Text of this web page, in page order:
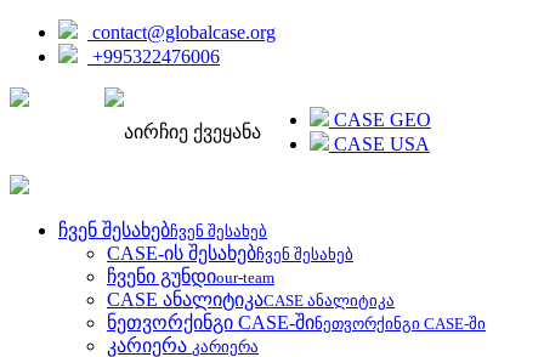
contact@globalcase.org
+995322476006
აირჩიე ქვეყანა
CASE GEO
CASE USA
ჩვენ შესახებჩვენ შესახებ
CASE-ის შესახებჩვენ შესახებ
ჩვენი გუნდიour-team
CASE ანალიტიკაCASE ანალიტიკა
ნეთვორქინგი CASE-შინეთვორქინგი CASE-ში
კარიერა კარიერა